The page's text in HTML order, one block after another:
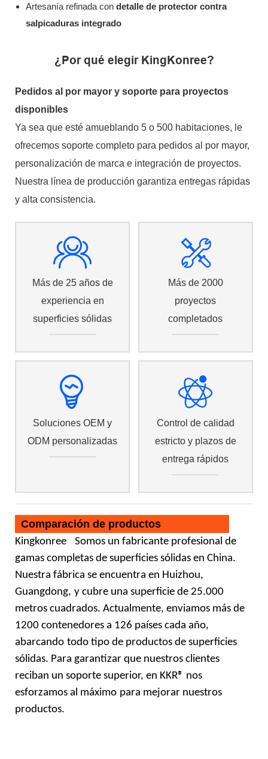
Artesanía refinada con detalle de protector contra
salpicaduras integrado
¿Por qué elegir KingKonree?
Pedidos al por mayor y soporte para proyectos
disponibles
Ya sea que esté amueblando 5 o 500 habitaciones, le
ofrecemos soporte completo para pedidos al por mayor,
personalización de marca e integración de proyectos.
Nuestra línea de producción garantiza entregas rápidas
y alta consistencia.
Más de 25 años de
experiencia en
superficies sólidas
Más de 2000
proyectos
completados
Soluciones OEM y
ODM personalizadas
Control de calidad
estricto y plazos de
entrega rápidos
Comparación de productos
Kingkonree
Somos un fabricante profesional de
gamas completas de superficies sólidas en China.
Nuestra fábrica se encuentra en Huizhou,
Guangdong, y cubre una superficie de 25.000
metros cuadrados. Actualmente, enviamos más de
1200 contenedores a 126 países cada año,
abarcando todo tipo de productos de superficies
sólidas. Para garantizar que nuestros clientes
reciban un soporte superior, en KKR® nos
esforzamos al máximo para mejorar nuestros
productos.